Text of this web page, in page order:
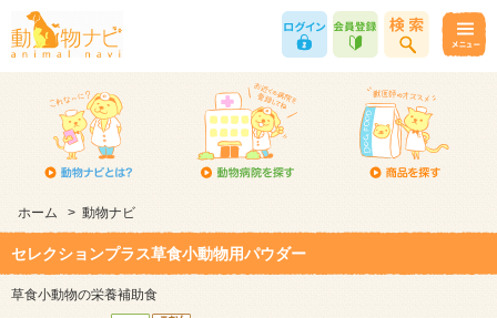
ホーム > 動物ナビ
セレクションプラス草食小動物用パウダー
草食小動物の栄養補助食